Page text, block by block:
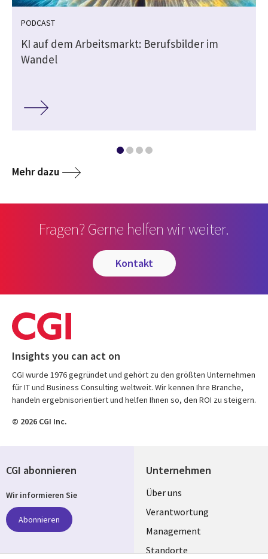
PODCAST
KI auf dem Arbeitsmarkt: Berufsbilder im
Wandel
Mehr dazu
Fragen? Gerne helfen wir weiter.
kontakt
Insights you can act on
CGI wurde 1976 gegründet und gehört zu den größten Unternehmen
für IT und Business Consulting weltweit. Wir kennen Ihre Branche,
handeln ergebnisorientiert und helfen Ihnen so, den ROI zu steigern.
© 2026 CGI Inc.
Unternehmen
Useful
links
GERMANY
Über uns
Verantwortung
Management
Standorte
CGI abonnieren
Wir informieren Sie
Abonnieren